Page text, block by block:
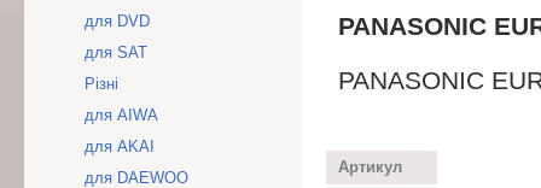
для DVD
для SAT
Різні
для AIWA
для AKAI
для DAEWOO
PANASONIC
PANASONIC
Артикул